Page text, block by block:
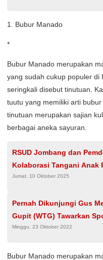
1. Bubur Manado
*
Bubur Manado merupakan
yang sudah cukup populer di
seringkali disebut tinutuan.
tuutu yang memiliki arti
tinutuan merupakan sajian
berbagai aneka sayuran.
RSUD Jombang dan
Kolaborasi Tangani Anak
Bawaan
Jumat, 10 Oktober 2025
Pernah Dikunjungi Gus
Gupit (WTG) Tawarkan
Memukau
Minggu, 23 Oktober 2022
Bubur Manado merupakan